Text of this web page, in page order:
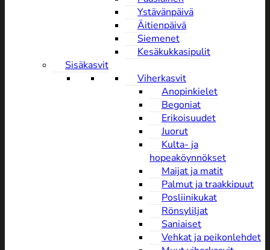
Ystävänpäivä
Äitienpäivä
Siemenet
Kesäkukkasipulit
Sisäkasvit
Viherkasvit
Anopinkielet
Begoniat
Erikoisuudet
Juorut
Kulta- ja
hopeaköynnökset
Maijat ja matit
Palmut ja traakkipuut
Posliinikukat
Rönsyliljat
Saniaiset
Vehkat ja peikonlehdet